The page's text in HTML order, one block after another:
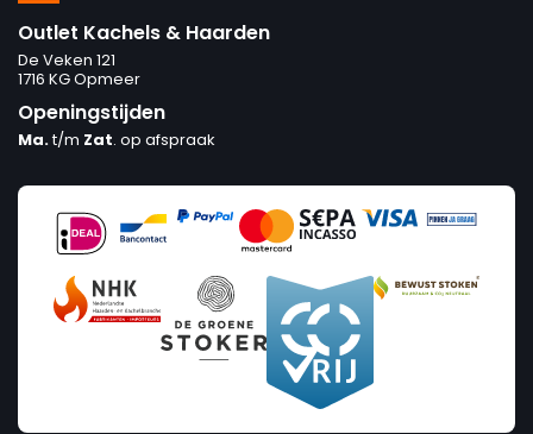
Outlet Kachels & Haarden
De Veken 121
1716 KG Opmeer
Openingstijden
Ma.t/m Zat. op afspraak